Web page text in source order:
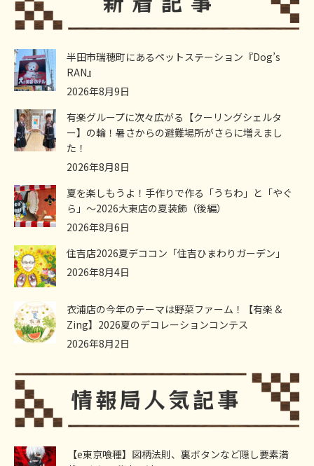
半田市瑞穂町にあるペットステーション『Dog’s
RAN』
2026年8月9日
有楽グループに次々広がる【クーリングシェルタ
ー】の輪！暑さからの避難場所がさらに増えまし
た！
2026年8月8日
夏を楽しもうよ！手作りで作る「うちわ」と「やぐ
ら」～2026大東店の夏装飾（後編）
2026年8月6日
住吉店2026夏デココン「住吉ひまわりガーデン」
2026年8月4日
衣浦店の今年のテーマは野菜ファーム！【有楽 &
Zing】2026夏のデコレーションコンテス
2026年8月2日
【e東京喰種】図柄法則、裏ボタンなど隠し要素満